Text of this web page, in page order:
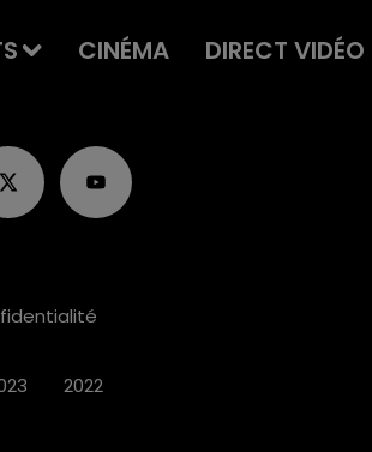
CINÉMA DIRECT VIDÉO
2022